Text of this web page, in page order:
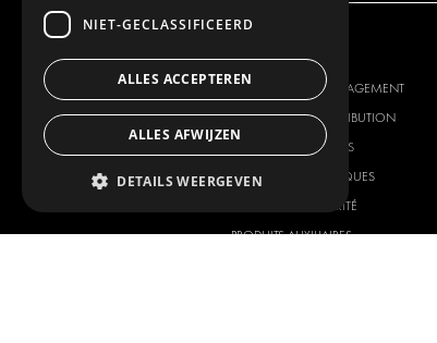
NOTRE OFFRE
SOLUTIONS D'AMÉNAGEMENT
SOLUTIONS DE DISTRIBUTION
PLANCHERS ET PAROIS
SOLUTIONS ÉLECTRIQUES
PRODUITS DE SÉCURITÉ
PRODUITS AUXILIAIRES
NIET-GECLASSIFICEERD
ALLES ACCEPTEREN
ALLES AFWIJZEN
DETAILS WEERGEVEN